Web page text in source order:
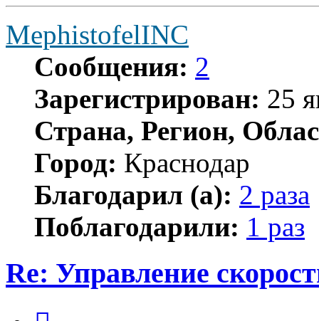
MephistofelINC
Сообщения: 2
Зарегистрирован: 25
Страна, Регион,
Город: Краснодар
Благодарил (а): 2 раза
Поблагодарили: 1 раз
Re: Управление